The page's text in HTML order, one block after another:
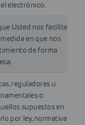
electrónico.
Usted nos facilite
en que nos
de forma
reguladores u
o
supuestos en
por ley, normativa